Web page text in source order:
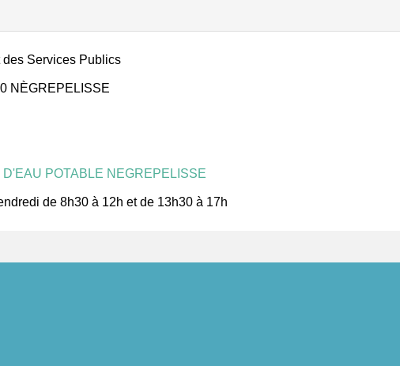
des Services Publics
NÈGREPELISSE
POTABLE NEGREPELISSE
de 8h30 à 12h et de 13h30 à 17h